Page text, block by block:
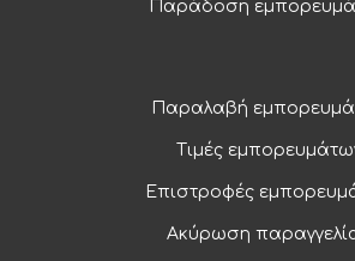
Παράδοση
Παραλαβή
Τιμές
Επιστροφές
Ακύρωση